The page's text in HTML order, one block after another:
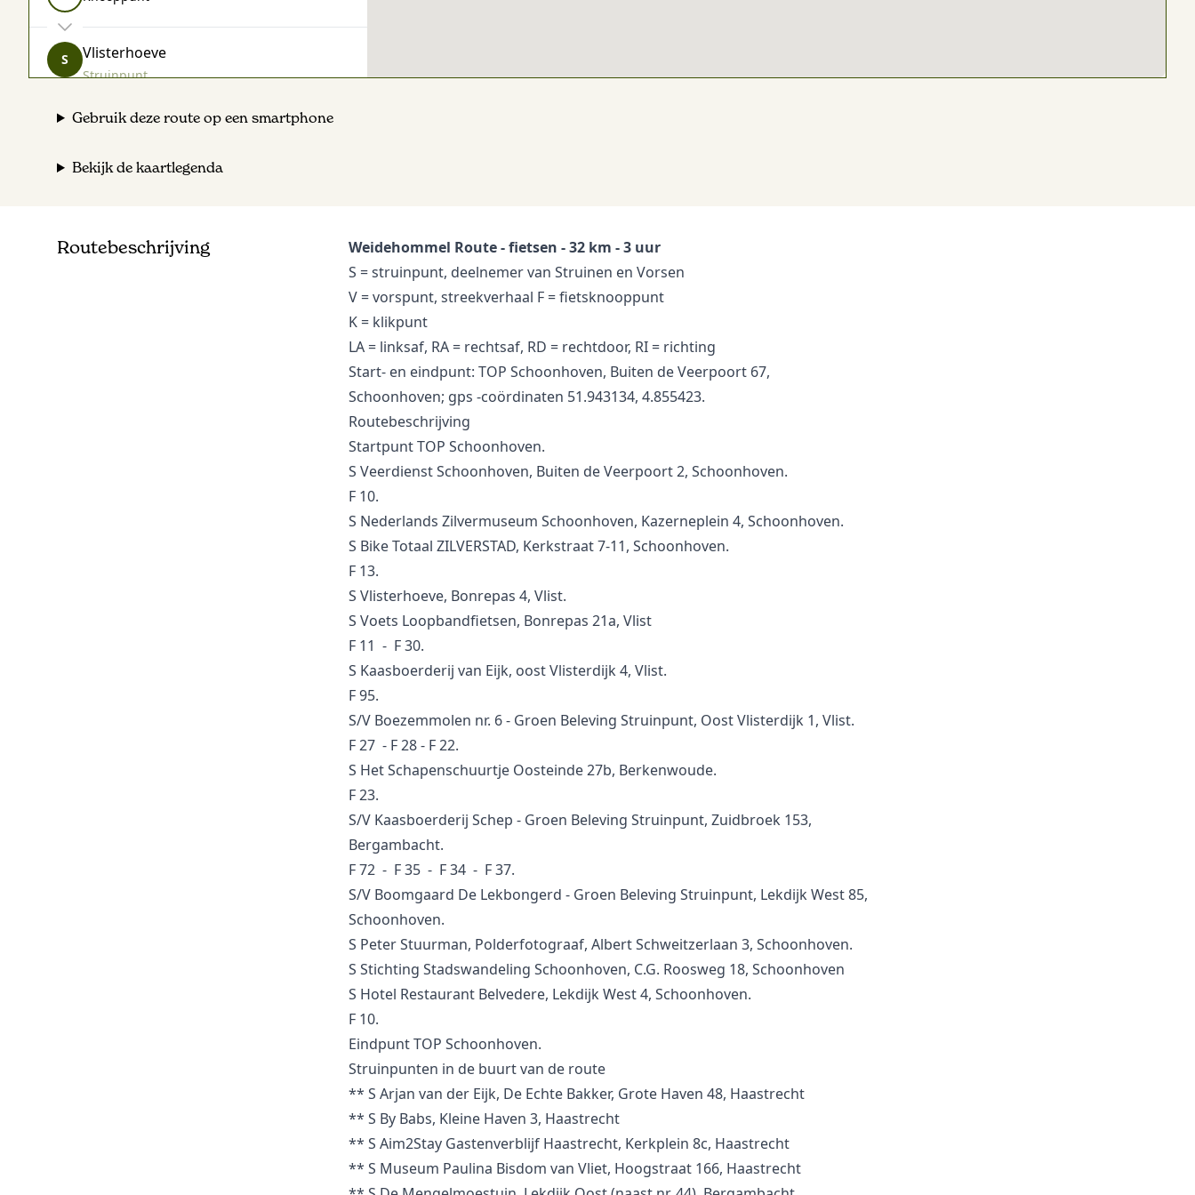
S Vlisterhoeve
Struinpunt
Voets Loopbandfietsen
Gebruik deze route op een smartphone
Bekijk de kaartlegenda
Routebeschrijving
Weidehommel Route - fietsen - 32 km - 3 uur
S = struinpunt, deelnemer van Struinen en Vorsen
V = vorspunt, streekverhaal F = fietsknooppunt
K = klikpunt
LA = linksaf, RA = rechtsaf, RD = rechtdoor, RI = richting
Start- en eindpunt: TOP Schoonhoven, Buiten de Veerpoort 67,
Schoonhoven; gps -coördinaten 51.943134, 4.855423.
Routebeschrijving
Startpunt TOP Schoonhoven.
S Veerdienst Schoonhoven, Buiten de Veerpoort 2, Schoonhoven.
F 10.
S Nederlands Zilvermuseum Schoonhoven, Kazerneplein 4, Schoonhoven.
S Bike Totaal ZILVERSTAD, Kerkstraat 7-11, Schoonhoven.
F 13.
S Vlisterhoeve, Bonrepas 4, Vlist.
S Voets Loopbandfietsen, Bonrepas 21a, Vlist
F 11 - F 30.
S Kaasboerderij van Eijk, oost Vlisterdijk 4, Vlist.
F 95.
S/V Boezemmolen nr. 6 - Groen Beleving Struinpunt, Oost Vlisterdijk 1, Vlist.
F 27 - F 28 - F 22.
S Het Schapenschuurtje Oosteinde 27b, Berkenwoude.
F 23.
S/V Kaasboerderij Schep - Groen Beleving Struinpunt, Zuidbroek 153,
Bergambacht.
F 72 - F 35 - F 34 - F 37.
S/V Boomgaard De Lekbongerd - Groen Beleving Struinpunt, Lekdijk West 85,
Schoonhoven.
S Peter Stuurman, Polderfotograaf, Albert Schweitzerlaan 3, Schoonhoven.
S Stichting Stadswandeling Schoonhoven, C.G. Roosweg 18, Schoonhoven
S Hotel Restaurant Belvedere, Lekdijk West 4, Schoonhoven.
F 10.
Eindpunt TOP Schoonhoven.
Struinpunten in de buurt van de route
** S Arjan van der Eijk, De Echte Bakker, Grote Haven 48, Haastrecht
** S By Babs, Kleine Haven 3, Haastrecht
** S Aim2Stay Gastenverblijf Haastrecht, Kerkplein 8c, Haastrecht
** S Museum Paulina Bisdom van Vliet, Hoogstraat 166, Haastrecht